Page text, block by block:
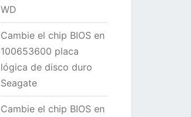
WD
Cambie el chip BIOS en
100653600 placa
lógica de disco duro
Seagate
Cambie el chip BIOS en